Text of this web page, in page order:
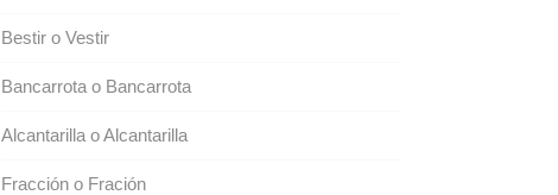
Bestir o Vestir
Bancarrota o Bancarrota
Alcantarilla o Alcantarilla
Fracción o Fración